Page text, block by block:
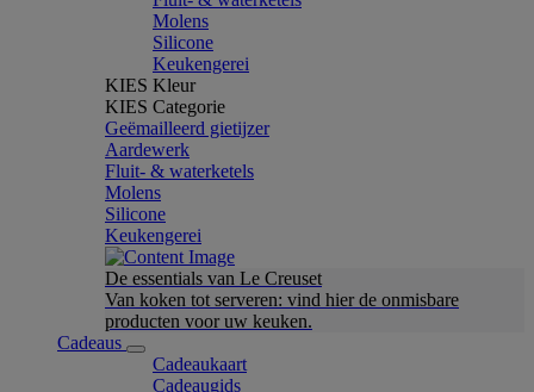
Molens
Silicone
Keukengerei
KIES Kleur
KIES Categorie
Geëmailleerd gietijzer
Aardewerk
Fluit- & waterketels
Molens
Silicone
Keukengerei
De essentials van Le Creuset
Van koken tot serveren: vind hier de onmisbare
producten voor uw keuken.
Cadeaus
Cadeaukaart
Cadeaugids